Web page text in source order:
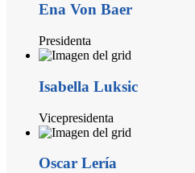
Ena Von Baer
Presidenta
Isabella Luksic
Vicepresidenta
Oscar Lería